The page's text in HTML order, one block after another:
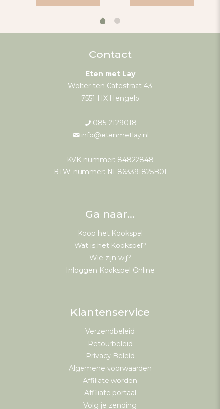
Contact
Eten met Lay
Wolter ten Catestraat 43
7551 HX Hengelo
085-2129018
info@etenmetlay.nl
KVK-nummer: 84822848
BTW-nummer: NL863391825B01
Ga naar…
Koop het Kookspel
Wat is het Kookspel?
Wie zijn wij?
Inloggen Kookspel Online
Klantenservice
Verzendbeleid
Retourbeleid
Privacy Beleid
Algemene voorwaarden
Affiliate worden
Affiliate portaal
Volg je zending